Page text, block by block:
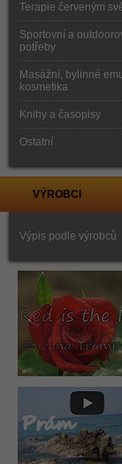
Terapie červeným
Sportovní a
potřeby
Masážní, bylinné
kosmetika
Knihy a časopisy
Ostatní
VÝROBCI
Výpis podle výrobců